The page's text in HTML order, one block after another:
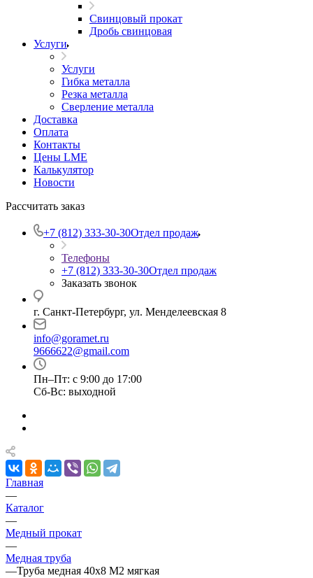
Свинцовый прокат
Дробь свинцовая
Услуги
Услуги
Гибка металла
Резка металла
Сверление металла
Доставка
Оплата
Контакты
Цены LME
Калькулятор
Новости
Рассчитать заказ
+7 (812) 333-30-30Отдел продаж
Телефоны
+7 (812) 333-30-30Отдел продаж
Заказать звонок
г. Санкт-Петербург, ул. Менделеевская 8
info@goramet.ru
9666622@gmail.com
Пн–Пт: с 9:00 до 17:00
Сб-Вс: выходной
Главная
—
Каталог
—
Медный прокат
—
Медная труба
—Труба медная 40х8 М2 мягкая